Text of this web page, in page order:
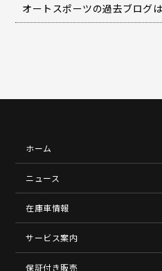
オートスポーツの過去ブログ
ホーム
ニュース
在庫車情報
サービス案内
保証付き販売